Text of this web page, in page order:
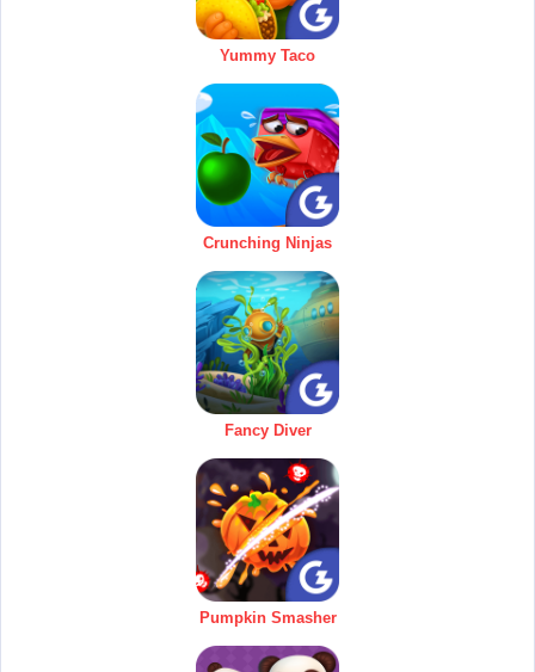
Yummy Taco
Crunching Ninjas
Fancy Diver
Pumpkin Smasher